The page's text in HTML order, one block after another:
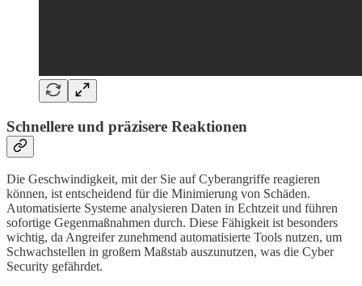
Schnellere und präzisere Reaktionen
Die Geschwindigkeit, mit der Sie auf Cyberangriffe reagieren
können, ist entscheidend für die Minimierung von Schäden.
Automatisierte Systeme analysieren Daten in Echtzeit und führen
sofortige Gegenmaßnahmen durch. Diese Fähigkeit ist besonders
wichtig, da Angreifer zunehmend automatisierte Tools nutzen, um
Schwachstellen in großem Maßstab auszunutzen, was die Cyber
Security gefährdet.